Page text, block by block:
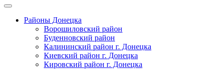
Районы Донецка
Ворошиловский район
Буденновский район
Калининский район г. Донецка
Киевский район г. Донецка
Кировский район г. Донецка